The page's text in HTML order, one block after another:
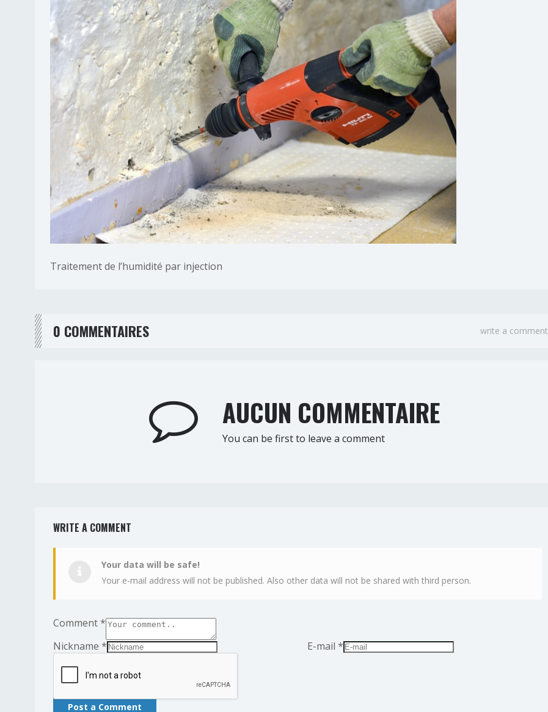
Traitement de l’humidité par injection
write a comment
0 COMMENTAIRES
AUCUN COMMENTAIRE
You can be first to leave a comment
WRITE A COMMENT
Your data will be safe!
Your e-mail address will not be published. Also other data will not be shared with third person.
Comment*
Nickname * E-mail *